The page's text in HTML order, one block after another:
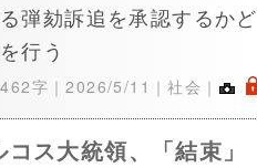
弾劾訴追を承認するかど
行う
462字｜2026/5/11 ｜社会｜ .
ス大統領、「結束」